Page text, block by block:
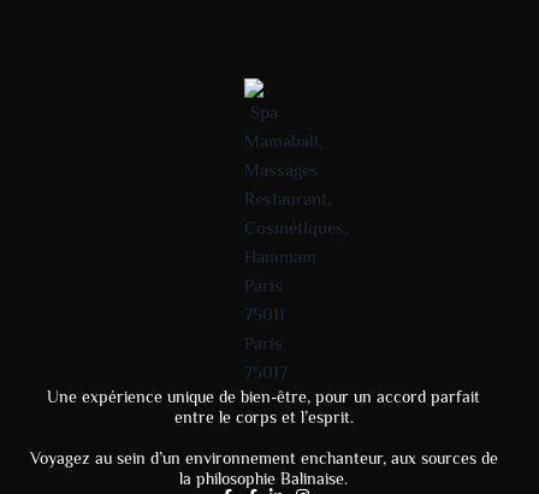
Une expérience unique de bien-être, pour un accord parfait
entre le corps et l’esprit.
Voyagez au sein d’un environnement enchanteur, aux sources de
la philosophie Balinaise.